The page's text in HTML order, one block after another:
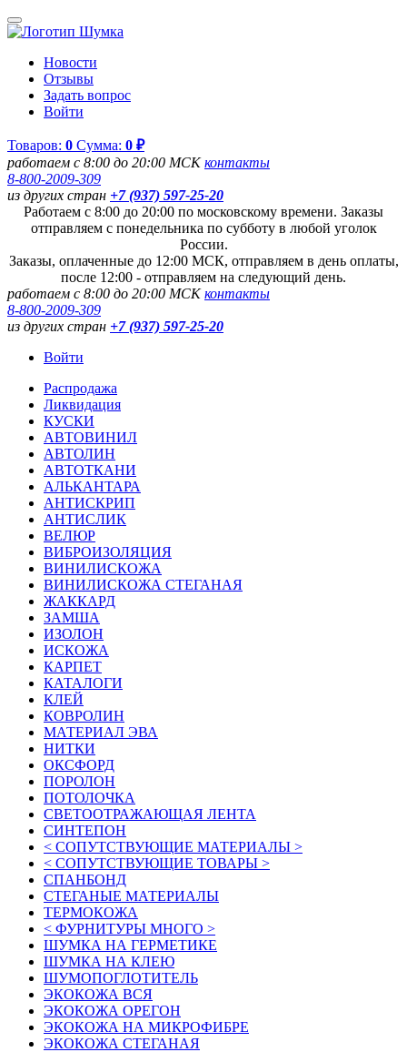
Новости
Отзывы
Задать вопрос
Войти
Товаров: 0 Сумма: 0 ₽
работаем с 8:00 до 20:00 МСКконтакты
8-800-2009-309
из других стран +7 (937) 597-25-20
Работаем с 8:00 до 20:00 по московскому времени. Заказы
отправляем с понедельника по субботу в любой уголок
России.
Заказы, оплаченные до 12:00 МСК, отправляем в день оплаты,
после 12:00 - отправляем на следующий день.
работаем с 8:00 до 20:00 МСКконтакты
8-800-2009-309
из других стран +7 (937) 597-25-20
Войти
Распродажа
Ликвидация
КУСКИ
АВТОВИНИЛ
АВТОЛИН
АВТОТКАНИ
АЛЬКАНТАРА
АНТИСКРИП
АНТИСЛИК
ВЕЛЮР
ВИБРОИЗОЛЯЦИЯ
ВИНИЛИСКОЖА
ВИНИЛИСКОЖА СТЕГАНАЯ
ЖАККАРД
ЗАМША
ИЗОЛОН
ИСКОЖА
КАРПЕТ
КАТАЛОГИ
КЛЕЙ
КОВРОЛИН
МАТЕРИАЛ ЭВА
НИТКИ
ОКСФОРД
ПОРОЛОН
ПОТОЛОЧКА
СВЕТООТРАЖАЮЩАЯ ЛЕНТА
СИНТЕПОН
< СОПУТСТВУЮЩИЕ МАТЕРИАЛЫ >
< СОПУТСТВУЮЩИЕ ТОВАРЫ >
СПАНБОНД
СТЕГАНЫЕ МАТЕРИАЛЫ
ТЕРМОКОЖА
< ФУРНИТУРЫ МНОГО >
ШУМКА НА ГЕРМЕТИКЕ
ШУМКА НА КЛЕЮ
ШУМОПОГЛОТИТЕЛЬ
ЭКОКОЖА ВСЯ
ЭКОКОЖА ОРЕГОН
ЭКОКОЖА НА МИКРОФИБРЕ
ЭКОКОЖА СТЕГАНАЯ